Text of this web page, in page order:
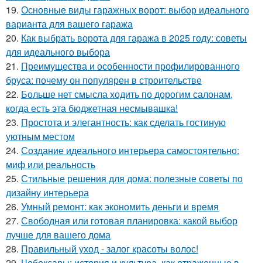
19. Основные виды гаражных ворот: выбор идеального
варианта для вашего гаража
20. Как выбрать ворота для гаража в 2025 году: советы
для идеального выбора
21. Преимущества и особенности профилированного
бруса: почему он популярен в строительстве
22. Больше нет смысла ходить по дорогим салонам,
когда есть эта бюджетная несмывашка!
23. Простота и элегантность: как сделать гостиную
уютным местом
24. Создание идеального интерьера самостоятельно:
миф или реальность
25. Стильные решения для дома: полезные советы по
дизайну интерьера
26. Умный ремонт: как экономить деньги и время
27. Свободная или готовая планировка: какой выбор
лучше для вашего дома
28. Правильный уход - залог красоты волос!